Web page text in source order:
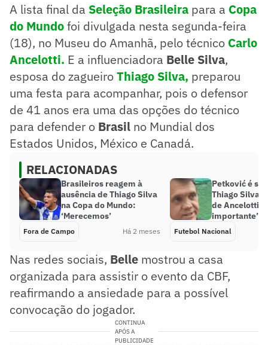
A lista final da Seleção Brasileira para a Copa
do Mundofoi divulgada nesta segunda-feira
(18), no Museu do Amanhã, pelo técnico Carlo
Ancelotti. E a influenciadora Belle Silva,
esposa do zagueiroThiago Silva, preparou
uma festa para acompanhar, pois o defensor
de 41 anos era uma das opções do técnico
para defender o Brasil no Mundial dos
Estados Unidos, México e Canadá.
RELACIONADAS
Brasileiros reagem à
ausência de Thiago Silva
na Copa do Mundo:
‘Merecemos’
Fora de Campo Há 2 meses
Petković é
Thiago Silva,
de Ancelotti:
importante’
Futebol Nacional
Nas redes sociais, Belle mostrou a casa
organizada para assistir o evento da CBF,
reafirmando a ansiedade para a possível
convocação do jogador.
CONTINUA
APÓS A
PUBLICIDADE